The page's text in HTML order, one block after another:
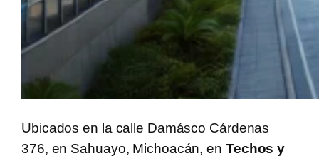
Ubicados en la calle Damásco Cárdenas
376, en Sahuayo, Michoacán, en Techos y